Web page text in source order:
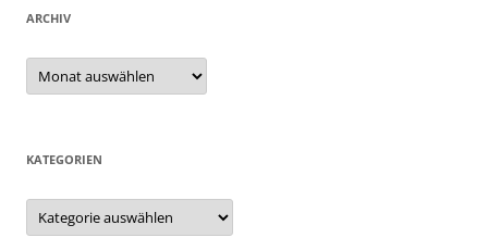
ARCHIV
Archiv
KATEGORIEN
Kategorien